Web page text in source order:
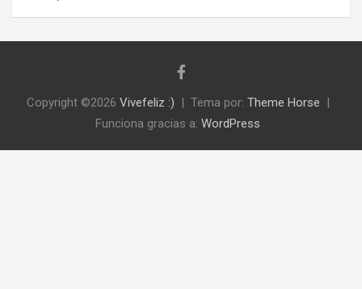
Copyright ©2026 Vivefeliz :) Tema por: Theme Horse
Funciona gracias a: WordPress